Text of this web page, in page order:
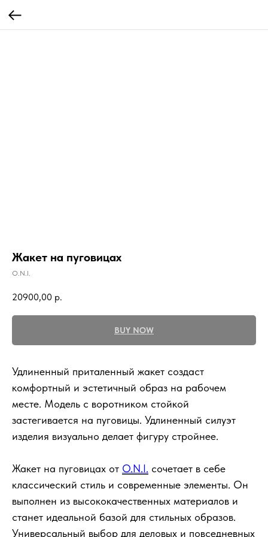
Жакет на пуговицах
O.N.I.
20900,00 р.
BUY NOW
Удлиненный приталенный жакет создаст
комфортный и эстетичный образ на рабочем
месте. Модель с воротником стойкой
застегивается на пуговицы. Удлиненный силуэт
изделия визуально делает фигуру стройнее.
Жакет на пуговицах от O.N.I. сочетает в себе
классический стиль и современные элементы. Он
выполнен из высококачественных материалов и
станет идеальной базой для стильных образов.
Универсальный выбор для деловых и повседневных